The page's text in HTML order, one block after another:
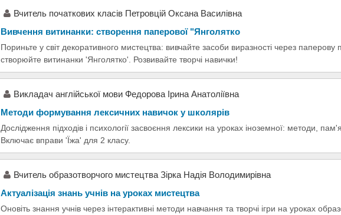
Вчитель початкових класів Петровцій Оксана Василівна
Вивчення витинанки: створення паперової "Янголятко
Пориньте у світ декоративного мистецтва: вивчайте засоби виразності через паперову
створюйте витинанки 'Янголятко'. Розвивайте творчі навички!
Викладач англійської мови Федорова Ірина Анатоліївна
Методи формування лексичних навичок у школярів
Дослідження підходів і психології засвоєння лексики на уроках іноземної: методи,
Включає вправи 'Їжа' для 2 класу.
Вчитель образотворчого мистецтва Зірка Надія Володимирівна
Актуалізація знань учнів на уроках мистецтва
Оновіть знання учнів через інтерактивні методи навчання та творчі ігри на уроках